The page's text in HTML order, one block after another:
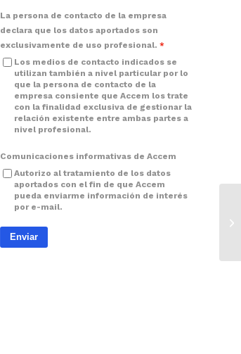
La persona de contacto de la empresa
declara que los datos aportados son
exclusivamente de uso profesional.
Los medios de contacto indicados se
utilizan también a nivel particular por lo
que la persona de contacto de la
empresa consiente que Accem los trate
con la finalidad exclusiva de gestionar la
relación existente entre ambas partes a
nivel profesional.
Comunicaciones informativas de Accem
Autorizo al tratamiento de los datos
aportados con el fin de que Accem
pueda enviarme información de interés
por e-mail.
Enviar